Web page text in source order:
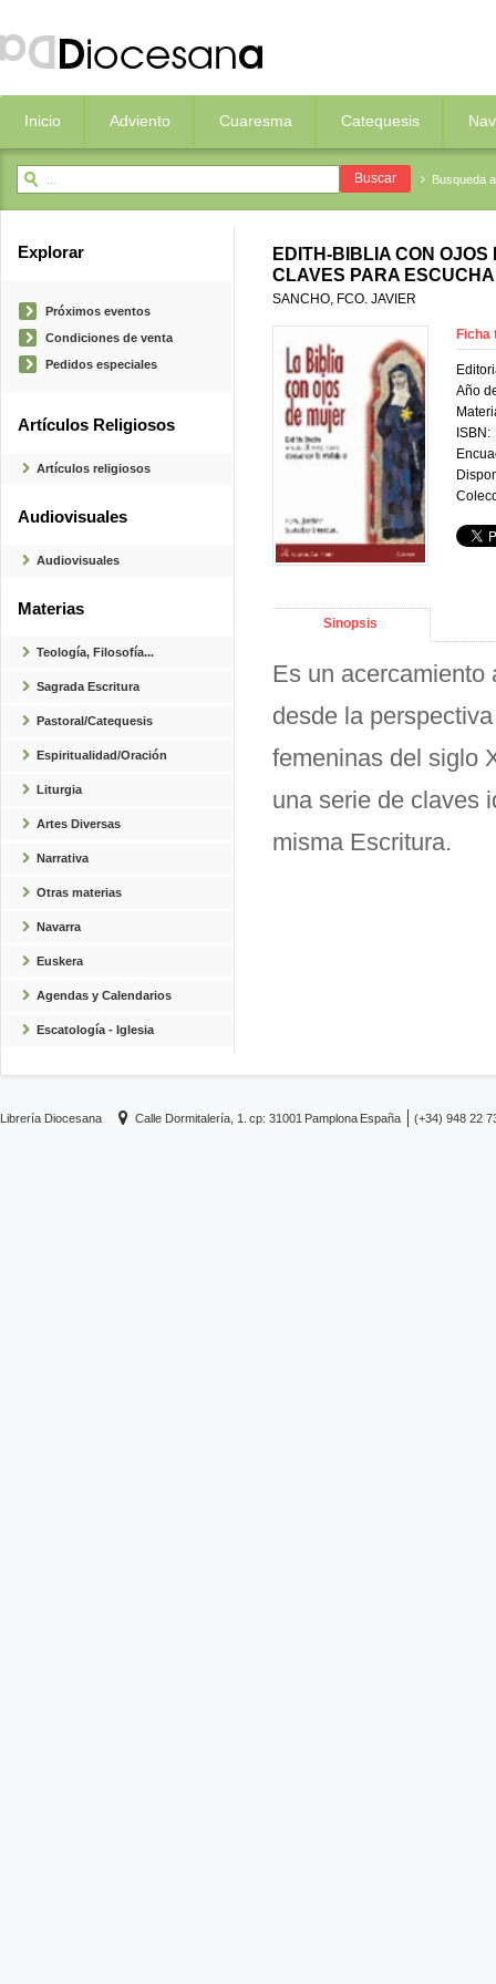
Inicio Adviento Cuaresma Catequesis
Busqueda
Explorar
Próximos eventos
Condiciones de venta
Pedidos especiales
Artículos Religiosos
Artículos religiosos
Audiovisuales
Audiovisuales
Materias
Teología, Filosofía...
Sagrada Escritura
Pastoral/Catequesis
Espiritualidad/Oración
Liturgia
Artes Diversas
Narrativa
Otras materias
Navarra
Euskera
Agendas y Calendarios
Escatología - Iglesia
EDITH-BIBLIA CON
CLAVES PARA
SANCHO, FCO. JAVIER
Ficha
Año
ISBN:
Sinopsis
Es un acercamiento
desde la
femeninas del siglo
una serie de claves
misma Escritura.
Librería Diocesana Calle Dormitalería, 1. cp: 31001 Pamplona España (+34) 948 22